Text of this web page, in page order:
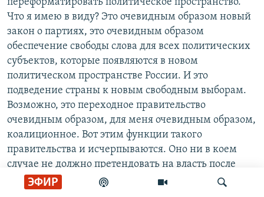
ЭФИР
Что я имею в виду? Это очевидным образом новый
закон о партиях, это очевидным образом
обеспечение свободы слова для всех политических
субъектов, которые появляются в новом
политическом пространстве России. И это
подведение страны к новым свободным выборам.
Возможно, это переходное правительство
очевидным образом, для меня очевидным образом,
коалиционное. Вот этим функции такого
правительства и исчерпываются. Оно ни в коем
случае не должно претендовать на власть после
выборов. Более того, она должна декларировать,